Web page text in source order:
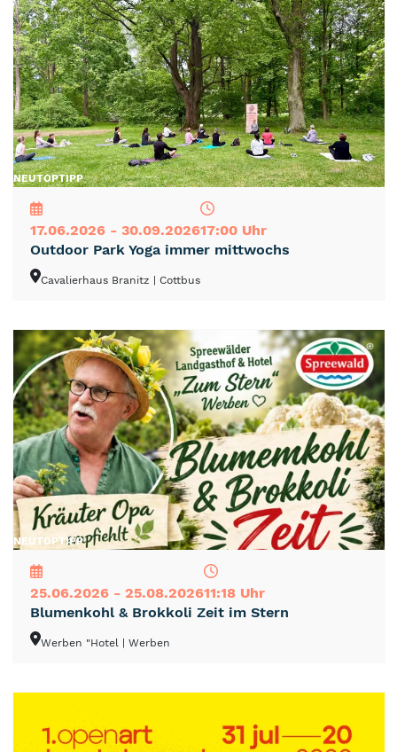
NEUTOPTIPP
17.06.2026 - 30.09.202617:00 Uhr
Outdoor Park Yoga immer mittwochs
Cavalierhaus Branitz | Cottbus
NEUTOPTIPP
25.06.2026 - 25.08.202611:18 Uhr
Blumenkohl & Brokkoli Zeit im Stern
Werben "Hotel | Werben